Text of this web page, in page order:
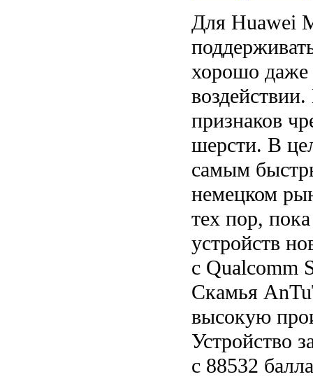
Для Huawei
хорошо даже
признаков
шерсти. В
самым
немецком
тех пор,
устройств
с Qualcomm
Скамья
высокую
Устройство
с 88532